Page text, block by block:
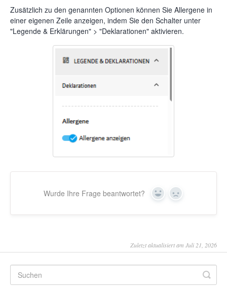
Zusätzlich zu den genannten Optionen können Sie Allergene in
einer eigenen Zeile anzeigen, indem Sie den Schalter unter
"Legende & Erklärungen" > "Deklarationen" aktivieren.
Wurde Ihre Frage beantwortet? Yes No
Zuletzt aktualisiert am Juli 21, 2026